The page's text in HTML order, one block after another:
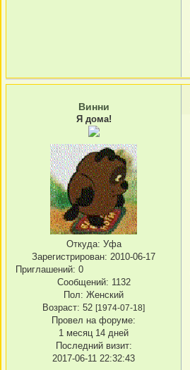
Винни
Я дома!
Откуда: Уфа
Зарегистрирован: 2010-06-17
Приглашений: 0
Сообщений: 1132
Пол: Женский
Возраст: 52 [1974-07-18]
Провел на форуме:
1 месяц 14 дней
Последний визит:
2017-06-11 22:32:43